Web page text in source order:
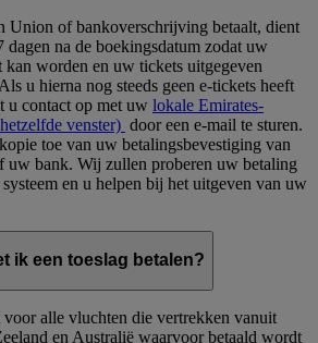
Union of bankoverschrijving betaalt, dient
dagen na de boekingsdatum zodat uw
worden en uw tickets uitgegeven
u hierna nog steeds geen e-tickets heeft
u contact op met uw lokale Emirates-
venster) door een e-mail te sturen.
toe van uw betalingsbevestiging van
uw bank. Wij zullen proberen uw betaling
en u helpen bij het uitgeven van uw
ik een toeslag betalen?
voor alle vluchten die vertrekken vanuit
en Australië waarvoor betaald wordt